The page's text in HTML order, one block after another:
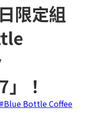
限定組
！
#Blue Bottle Coffee